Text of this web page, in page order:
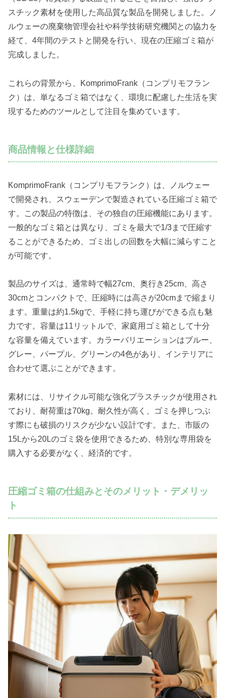
スチック素材を使用した高品質な製品を開発しました。ノ
ルウェーの廃棄物管理会社や科学技術研究機関との協力を
経て、4年間のテストと開発を行い、現在の圧縮ゴミ箱が
完成しました。
これらの背景から、KomprimoFrank（コンプリモフラン
ク）は、単なるゴミ箱ではなく、環境に配慮した生活を実
現するためのツールとして注目を集めています。
商品情報と仕様詳細
KomprimoFrank（コンプリモフランク）は、ノルウェー
で開発され、スウェーデンで製造されている圧縮ゴミ箱で
す。この製品の特徴は、その独自の圧縮機能にあります。
一般的なゴミ箱とは異なり、ゴミを最大で1/3まで圧縮す
ることができるため、ゴミ出しの回数を大幅に減らすこと
が可能です。
製品のサイズは、通常時で幅27cm、奥行き25cm、高さ
30cmとコンパクトで、圧縮時には高さが20cmまで縮まり
ます。重量は約1.5kgで、手軽に持ち運びができる点も魅
力です。容量は11リットルで、家庭用ゴミ箱として十分
な容量を備えています。カラーバリエーションはブルー、
グレー、パープル、グリーンの4色があり、インテリアに
合わせて選ぶことができます。
素材には、リサイクル可能な強化プラスチックが使用され
ており、耐荷重は70kg。耐久性が高く、ゴミを押しつぶ
す際にも破損のリスクが少ない設計です。また、市販の
15Lから20Lのゴミ袋を使用できるため、特別な専用袋を
購入する必要がなく、経済的です。
圧縮ゴミ箱の仕組みとそのメリット・デメリッ
ト